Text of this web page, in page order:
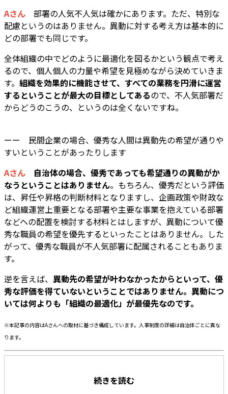
Aさん 部署の人気不人気は確かにあります。ただ、特別な
配慮というのはありません。異動に対する考え方は基本的に
どの部署でも同じです。
全体組織の中でどのように最適化を図るかという観点で考え
るので、個人個人の力量や希望を見極めながら決めていきま
す。 組織を効果的に機能させて、すべての業務を円滑に運営
するということが最大の目標としてあるので、不人気部署だ
からどうのこうの、というのは全くないですね。
ーー 民間企業の場合、優秀な人間は異動先の希望が通りや
すいということがあったりします
Aさん
自治体の場合、優秀であっても希望通りの異動がか
なうということはありません。もちろん、優秀だという評価
は、昇任や昇格の判断材料となりますし、企画政策や財政な
ど組織運営上重要となる部署や主要な事業を抱えている部署
などへの配置を検討する材料とはしますが、異動について優
秀な職員の希望を優先するといったことはありません。した
がって、優秀な職員が不人気部署に配属されることもありま
す。
逆を言えば、 異動先の希望が叶わなかったからといって、優
秀な評価を得ていないということではありません。異動につ
いては何よりも「組織の最適化」が最優先なのです。
※本記事の内容はAさんへの取材に基づき構成しています。人事制度の詳細は自治体ごとに異な
ります。
続きを読む